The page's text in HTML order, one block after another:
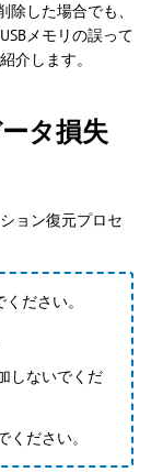
した場合でも、
メモリの誤って
介します。
タ損失
ョン復元プロセ
ださい。
しないでくだ
ださい。